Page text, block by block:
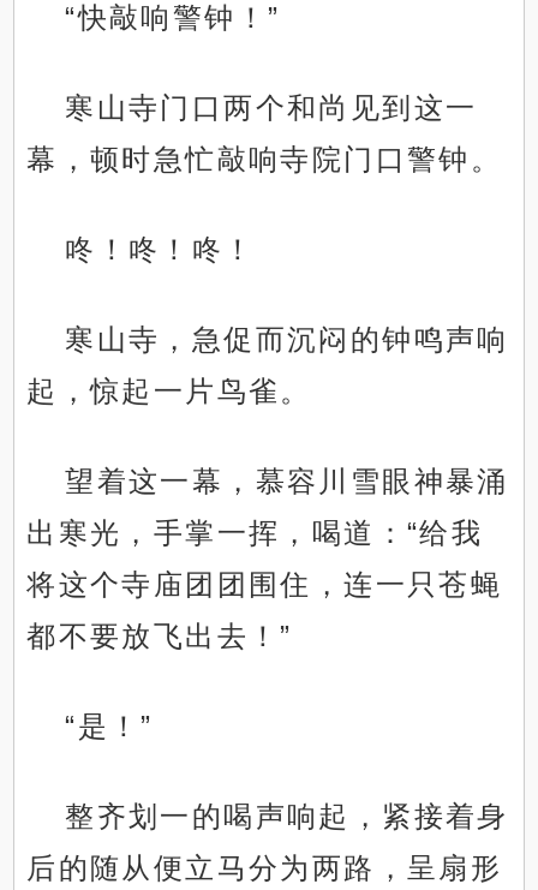
“快敲响警钟！”
寒山寺门口两个和尚见到这一
幕，顿时急忙敲响寺院门口警钟。
咚！咚！咚！
寒山寺，急促而沉闷的钟鸣声响
起，惊起一片鸟雀。
望着这一幕，慕容川雪眼神暴涌
出寒光，手掌一挥，喝道：“给我
将这个寺庙团团围住，连一只苍蝇
都不要放飞出去！”
“是！”
整齐划一的喝声响起，紧接着身
后的随从便立马分为两路，呈扇形